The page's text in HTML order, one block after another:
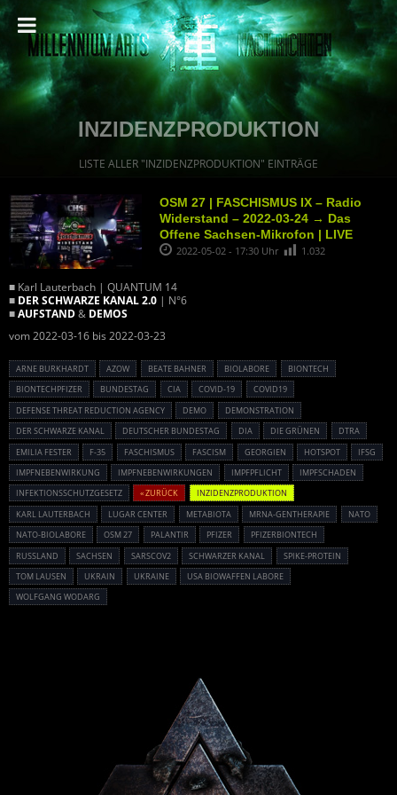
INZIDENZPRODUKTION
LISTE ALLER "INZIDENZPRODUKTION" EINTRÄGE
OSM 27 | FASCHISMUS IX – Radio
Widerstand – 2022-03-24 → Das
Offene Sachsen-Mikrofon | LIVE
2022-05-02 - 17:30 Uhr 1.032
■ Karl Lauterbach | QUANTUM 14
■ DER SCHWARZE KANAL 2.0 | N°6
■AUFSTAND& DEMOS
vom 2022-03-16 bis 2022-03-23
ARNE BURKHARDT AZOW BEATE BAHNER BIOLABORE
BIONTECH
BIONTECHPFIZER
BUNDESTAG CIA COVID-19
COVID19
DEFENSE THREAT REDUCTION AGENCY
DEMO
DEMONSTRATION
DER SCHWARZE KANAL
DEUTSCHER BUNDESTAG DIA DIE GRÜNEN
DTRA
EMILIA FESTER
F-35 FASCHISMUS FASCISM GEORGIEN HOTSPOT
IFSG
IMPFNEBENWIRKUNG
IMPFNEBENWIRKUNGEN IMPFPFLICHT
IMPFSCHADEN
INFEKTIONSSCHUTZGESETZ
« ZURÜCK
INZIDENZPRODUKTION
KARL LAUTERBACH
LUGAR CENTER METABIOTA MRNA-GENTHERAPIE
NATO
NATO-BIOLABORE
OSM 27 PALANTIR PFIZER
PFIZERBIONTECH
RUSSLAND
SACHSEN SARSCOV2 SCHWARZER KANAL
SPIKE-PROTEIN
TOM LAUSEN
UKRAIN UKRAINE
USA BIOWAFFEN LABORE
WOLFGANG WODARG
Powered By :